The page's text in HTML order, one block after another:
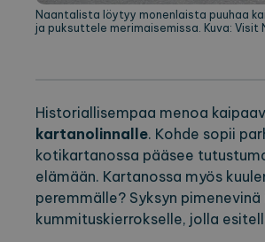
Naantalista löytyy monenlaista puuhaa
ja puksuttele merimaisemissa. Kuva: Visit
Historiallisempaa menoa
kartanolinnalle. Kohde sopii
kotikartanossa pääsee
elämään. Kartanossa myös
peremmälle? Syksyn
kummituskierrokselle, jolla